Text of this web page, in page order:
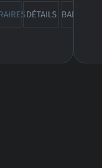
DÉTAILS BANDE-ANN